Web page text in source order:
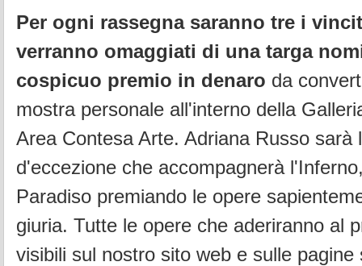
Per ogni rassegna saranno tre i
verranno omaggiati di una targa
cospicuo premio in denaro da
mostra personale all'interno della
Area Contesa Arte. Adriana Russo sarà
d'eccezione che accompagnerà
Paradiso premiando le opere
giuria. Tutte le opere che aderiranno al
visibili sul nostro sito web e sulle pagine